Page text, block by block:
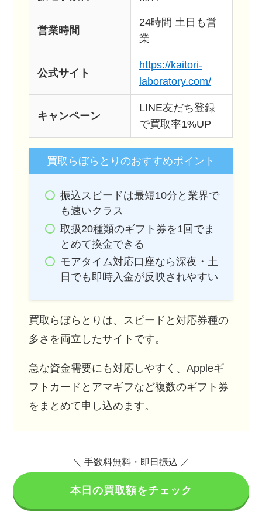
営業時間
24時間 土日も営
業
公式サイト
https://kaitori-
laboratory.com/
キャンペーン
LINE友だち登録
で買取率1%UP
買取らぼらとりのおすすめポイント
振込スピードは最短10分と業界で
も速いクラス
取扱20種類のギフト券を1回でま
とめて換金できる
モアタイム対応口座なら深夜・土
日でも即時入金が反映されやすい
買取らぼらとりは、スピードと対応券種の
多さを両立したサイトです。
急な資金需要にも対応しやすく、Appleギ
フトカードとアマギフなど複数のギフト券
をまとめて申し込めます。
＼ 手数料無料・即日振込 ／
本日の買取額をチェック